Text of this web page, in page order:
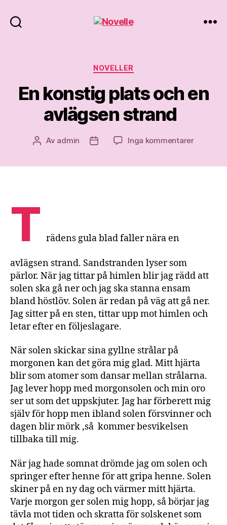
Kategorier
NOVELLER
En konstig plats och en
avlägsen strand
Inläggsförfattare
Av admin InläggsdatumInga kommentarertill
T rädens gula blad faller nära en
avlägsen strand. Sandstranden lyser som
pärlor. När jag tittar på himlen blir jag rädd att
solen ska gå ner och jag ska stanna ensam
bland höstlöv. Solen är redan på väg att gå ner.
Jag sitter på en sten, tittar upp mot himlen och
letar efter en följeslagare.
När solen skickar sina gyllne strålar på
morgonen kan det göra mig glad. Mitt hjärta
blir som atomer som dansar mellan strålarna.
Jag lever hopp med morgonsolen och min oro
ser ut som det uppskjuter. Jag har förberett mig
själv för hopp men ibland solen försvinner och
dagen blir mörk ,så kommer besvikelsen
tillbaka till mig.
När jag hade somnat drömde jag om solen och
springer efter henne för att gripa henne. Solen
skiner på en ny dag och värmer mitt hjärta.
Varje morgon ger solen mig hopp, så börjar jag
tävla mot tiden och skratta för solskenet som